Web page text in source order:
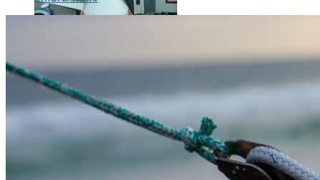
Un boîtier imprimé en 3D va faire tourner Android sur votre